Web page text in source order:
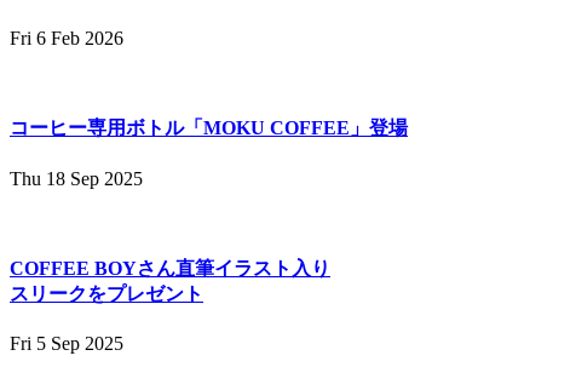
Fri 6 Feb 2026
コーヒー専用ボトル「MOKU COFFEE」登場
Thu 18 Sep 2025
COFFEE BOYさん直筆イラスト入り
スリークをプレゼント
Fri 5 Sep 2025